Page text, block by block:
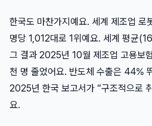
한국도 마찬가지예요. 세계 제조업 로
명당 1,012대로 1위예요. 세계 평균
그 결과 2025년 10월 제조업 고용보
천 명 줄었어요. 반도체 수출은 44%
2025년 한국 보고서가 “구조적으로
요.